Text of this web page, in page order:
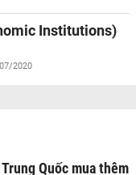
Institutions)
2020
Quốc mua thêm